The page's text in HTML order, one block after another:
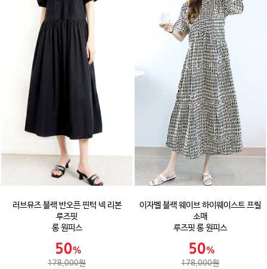
러브뮤즈 블랙 반오픈 핀턱 넥 리본
루즈핏
롱 원피스
178,000원
이자벨 블랙 웨이브 하이웨이스트 프릴
소매
루즈핏 롱 원피스
178,000원